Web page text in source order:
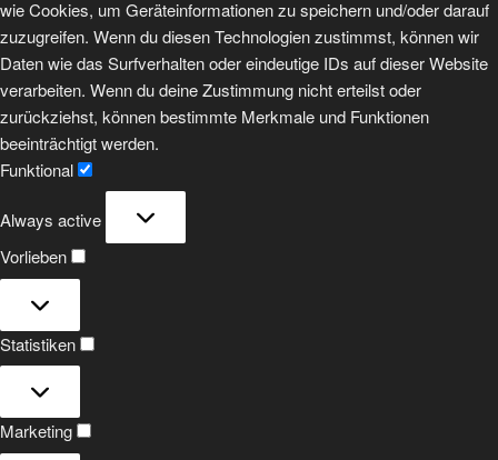
wie Cookies, um Geräteinformationen zu speichern und/oder darauf
zuzugreifen. Wenn du diesen Technologien zustimmst, können wir
Daten wie das Surfverhalten oder eindeutige IDs auf dieser Website
verarbeiten. Wenn du deine Zustimmung nicht erteilst oder
zurückziehst, können bestimmte Merkmale und Funktionen
beeinträchtigt werden.
Funktional
Always active
Vorlieben
Statistiken
Marketing